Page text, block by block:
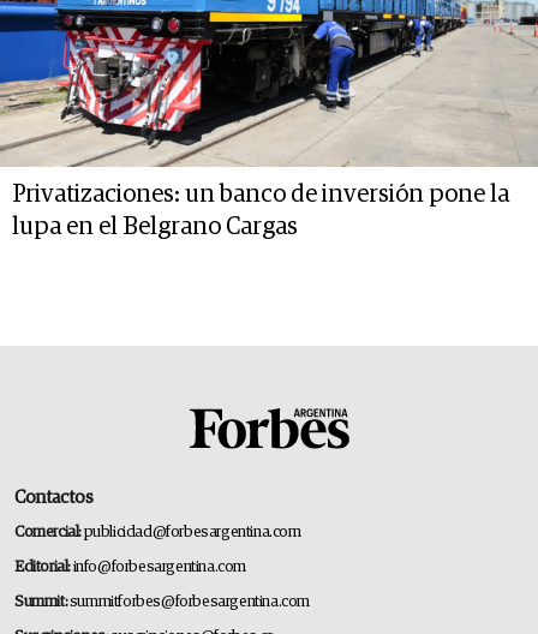
Privatizaciones: un banco de inversión pone la
lupa en el Belgrano Cargas
Contactos
Comercial:publicidad@forbesargentina.com
Editorial:info@forbesargentina.com
Summit:summitforbes@forbesargentina.com